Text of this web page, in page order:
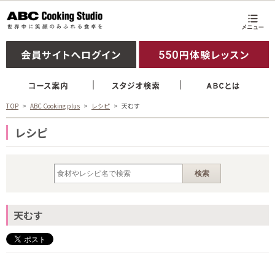
TOP ABC Cooking plus レシピ 天むす
レシピ
天むす